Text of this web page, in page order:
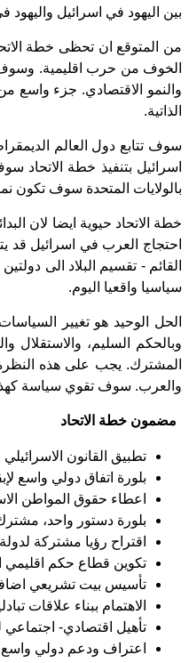
بين اليهود في اسرائيل
من المتوقع ان تحظى خطة
الخوف من حرب اقليمية. وسوف
والنمو الاقتصادي. جزء واسع
الذاتية.
سوف تتابع دول العالم
اسرائيل بتنفيذ خطة
بالولايات المتحدة سوف تكون
خطة الاتحاد حيوية ايضا لان
احتجاج العرب في اسرائيل قد
القائم - تقسيم البلاد الى
سياسيا واقعيا اليوم.
الحل الوحيد هو تغيير
وبالحكم السليم، والاستقلال
المشترك. يجب على هذه النظرة
والعرب. سوف تقوي سياسة كهذه
مضمون خطة الاتحاد
تطبيق القانون
بلورة اتفاق دولي واسع
اعطاء حقوق المواطن
بلورة دستور واحد،
اقتراح رؤيا مشتركة لدولة
تكوين قطاع حكم اقليمي اتحادي وتقسيم الدولة الى 30 كانتونا، حوالي 20 منهم
تأسيس بيت تشريعي
الاهتمام ببناء علاقات
تأهيل اقتصادي- اجتماعي
اعتراف ودعم دولي واسع